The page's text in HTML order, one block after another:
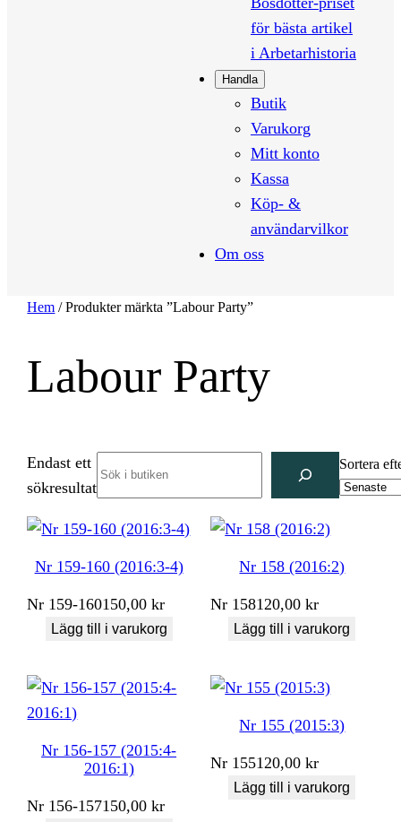
för bästa artikel
i Arbetarhistoria
Handla
Butik
Varukorg
Mitt konto
Kassa
Köp- &
användarvilkor
Om oss
Hem / Produkter märkta ”Labour Party”
Labour Party
Endast ett
sökresultat
Sortera
Nr 159-160 (2016:3-4)
Nr 159-160150,00kr
Lägg till i varukorg
Nr 158 (2016:2)
Nr 158120,00kr
Lägg till i varukorg
Nr 156-157 (2015:4-
2016:1)
Nr 156-157150,00kr
Nr 155 (2015:3)
Nr 155120,00kr
Lägg till i varukorg